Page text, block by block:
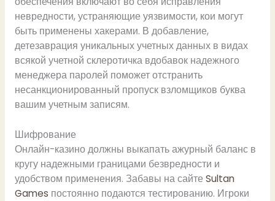
невредности, устраняющие уязвимости, кои могут
быть применены хакерами. В добавление,
детезаврация уникальных учетных данных в видах
всякой учетной склеротичка вдобавок надежного
менеджера паролей поможет отстранить
несанкционированный пропуск взломщиков буква
вашим учетным записям.
Шифрование
Онлайн-казино должны выкапать ажурный баланс в
кругу надежными границами безвредности и
удобством применения. Забавы на сайте Sultan
Games постоянно подаются тестированию. Игроки